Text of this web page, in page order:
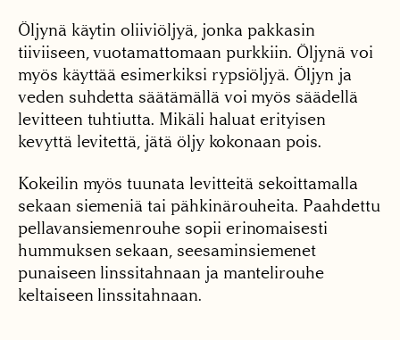
Öljynä käytin oliiviöljyä, jonka pakkasin
tiiviiseen, vuotamattomaan purkkiin. Öljynä voi
myös käyttää esimerkiksi rypsiöljyä. Öljyn ja
veden suhdetta säätämällä voi myös säädellä
levitteen tuhtiutta. Mikäli haluat erityisen
kevyttä levitettä, jätä öljy kokonaan pois.
Kokeilin myös tuunata levitteitä sekoittamalla
sekaan siemeniä tai pähkinärouheita. Paahdettu
pellavansiemenrouhe sopii erinomaisesti
hummuksen sekaan, seesaminsiemenet
punaiseen linssitahnaan ja mantelirouhe
keltaiseen linssitahnaan.